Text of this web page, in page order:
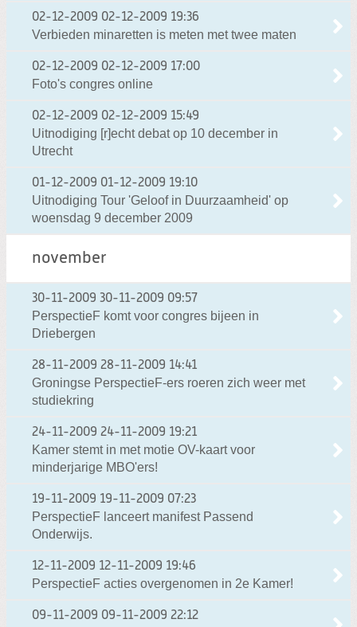
02-12-2009 02-12-2009 19:36
Verbieden minaretten is meten met twee maten
02-12-2009 02-12-2009 17:00
Foto's congres online
02-12-2009 02-12-2009 15:49
Uitnodiging [r]echt debat op 10 december in
Utrecht
01-12-2009 01-12-2009 19:10
Uitnodiging Tour 'Geloof in Duurzaamheid' op
woensdag 9 december 2009
november
30-11-2009 30-11-2009 09:57
PerspectieF komt voor congres bijeen in
Driebergen
28-11-2009 28-11-2009 14:41
Groningse PerspectieF-ers roeren zich weer met
studiekring
24-11-2009 24-11-2009 19:21
Kamer stemt in met motie OV-kaart voor
minderjarige MBO'ers!
19-11-2009 19-11-2009 07:23
PerspectieF lanceert manifest Passend
Onderwijs.
12-11-2009 12-11-2009 19:46
PerspectieF acties overgenomen in 2e Kamer!
09-11-2009 09-11-2009 22:12